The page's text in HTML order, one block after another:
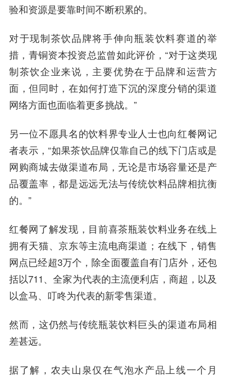
验和资源是要靠时间不断积累的。
对于现制茶饮品牌将手伸向瓶装饮料赛道的举
措，青铜资本投资总监曾如此评价，“对于这类现
制茶饮企业来说，主要优势在于品牌和运营方
面，但同时，在如何打造下沉的深度分销的渠道
网络方面也面临着更多挑战。”
另一位不愿具名的饮料界专业人士也向红餐网记
者表示，“如果茶饮品牌仅靠自己的线下门店或是
网购商城去做渠道布局，无论是市场容量还是产
品覆盖率，都是远远无法与传统饮料品牌相抗衡
的。”
红餐网了解发现，目前喜茶瓶装饮料业务在线上
拥有天猫、京东等主流电商渠道；在线下，销售
网点已经超3万个，除全面覆盖自有门店外，还包
括以711、全家为代表的主流便利店，商超，以及
以盒马、叮咚为代表的新零售渠道。
然而，这仍然与传统瓶装饮料巨头的渠道布局相
差甚远。
据了解，农夫山泉仅在气泡水产品上线一个月